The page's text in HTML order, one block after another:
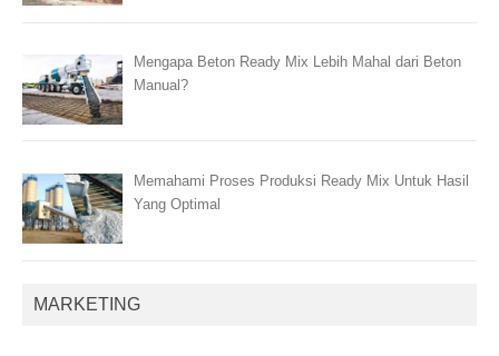
Mengapa Beton Ready Mix Lebih Mahal dari Beton
Manual?
Memahami Proses Produksi Ready Mix Untuk Hasil
Yang Optimal
MARKETING